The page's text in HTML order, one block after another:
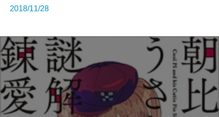
2018/11/28